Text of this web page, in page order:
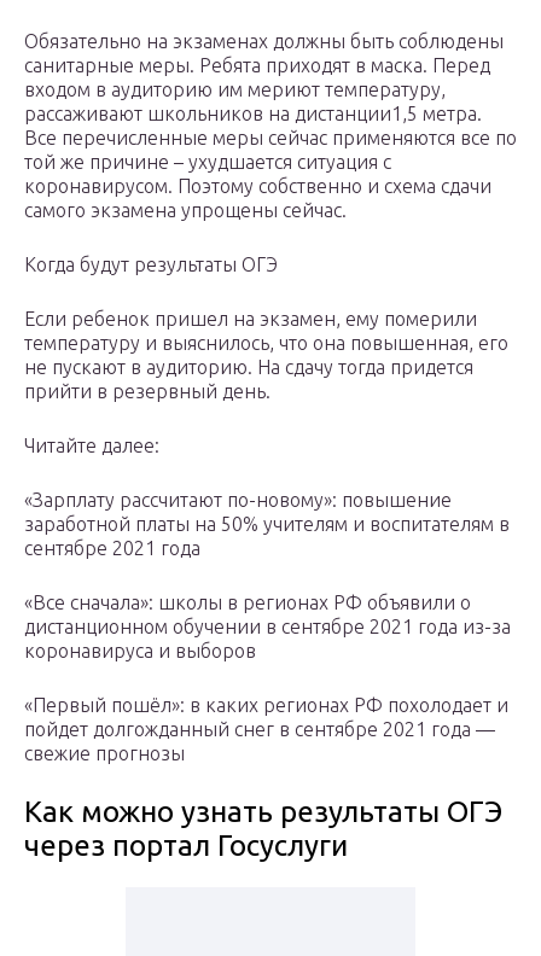
Обязательно на экзаменах должны быть соблюдены
санитарные меры. Ребята приходят в маска. Перед
входом в аудиторию им мериют температуру,
рассаживают школьников на дистанции1,5 метра.
Все перечисленные меры сейчас применяются все по
той же причине – ухудшается ситуация с
коронавирусом. Поэтому собственно и схема сдачи
самого экзамена упрощены сейчас.
Когда будут результаты ОГЭ
Если ребенок пришел на экзамен, ему померили
температуру и выяснилось, что она повышенная, его
не пускают в аудиторию. На сдачу тогда придется
прийти в резервный день.
Читайте далее:
«Зарплату рассчитают по-новому»: повышение
заработной платы на 50% учителям и воспитателям в
сентябре 2021 года
«Все сначала»: школы в регионах РФ объявили о
дистанционном обучении в сентябре 2021 года из-за
коронавируса и выборов
«Первый пошёл»: в каких регионах РФ похолодает и
пойдет долгожданный снег в сентябре 2021 года —
свежие прогнозы
Как можно узнать результаты ОГЭ
через портал Госуслуги